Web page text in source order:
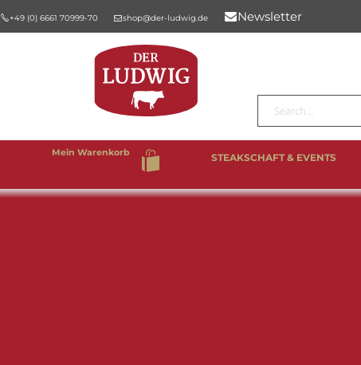
+49 (0) 6661 70999-70 shop@der-ludwig.de Newsletter
Mein Warenkorb
Suche
STEAKSCHAFT & EVENTS